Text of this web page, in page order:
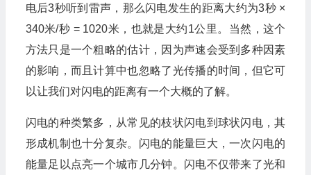
电后3秒听到雷声，那么闪电发生的距离大约为3秒 ×
340米/秒 = 1020米，也就是大约1公里。当然，这个
方法只是一个粗略的估计，因为声速会受到多种因素
的影响，而且计算中也忽略了光传播的时间，但它可
以让我们对闪电的距离有一个大概的了解。
闪电的种类繁多，从常见的枝状闪电到球状闪电，其
形成机制也十分复杂。闪电的能量巨大，一次闪电的
能量足以点亮一个城市几分钟。闪电不仅带来了光和